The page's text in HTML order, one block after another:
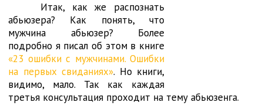
Итак, как же распознать
абьюзера? Как понять, что
мужчина абьюзер? Более
подробно я писал об этом в книге
«23 ошибки с мужчинами. Ошибки
на первых свиданиях». Но книги,
видимо, мало. Так как каждая
третья консультация проходит на тему абьюзенга.